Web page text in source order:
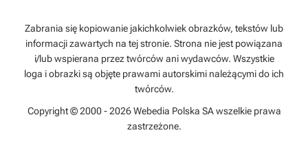
Zabrania się kopiowanie jakichkolwiek obrazków, tekstów lub
informacji zawartych na tej stronie. Strona nie jest powiązana
i/lub wspierana przez twórców ani wydawców. Wszystkie
loga i obrazki są objęte prawami autorskimi należącymi do ich
twórców.
Copyright © 2000 - 2026 Webedia Polska SA wszelkie prawa
zastrzeżone.